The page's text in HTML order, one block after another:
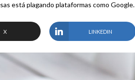
está plagando plataformas como Google.
X LINKEDIN